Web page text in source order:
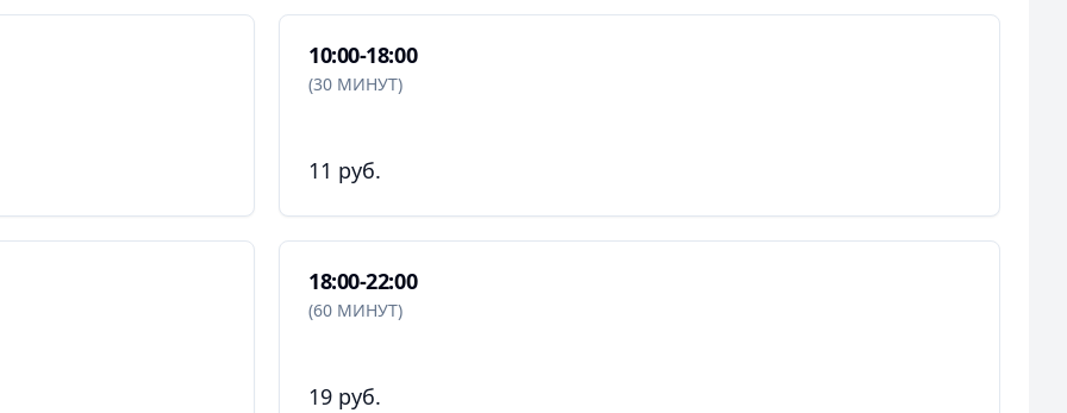
10:00-18:00
(30 МИНУТ)
11 руб.
18:00-22:00
(60 МИНУТ)
19 руб.